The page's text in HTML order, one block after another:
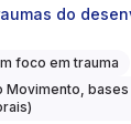
do
foco em trauma
Movimento,